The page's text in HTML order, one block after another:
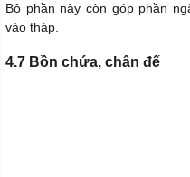
Bộ phần này còn góp phần
vào tháp.
4.7 Bồn chứa, chân đế